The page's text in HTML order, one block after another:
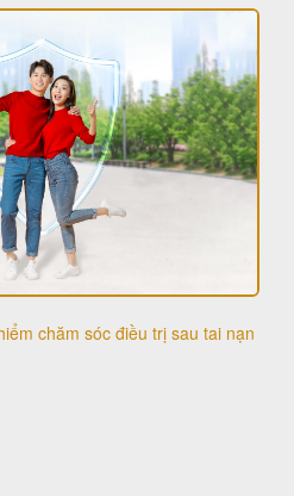
chăm sóc điều trị sau tai nạn